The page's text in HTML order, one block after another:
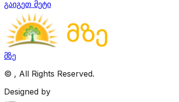
გაიგეთ მეტი
მზე
© , All Rights Reserved.
Designed by